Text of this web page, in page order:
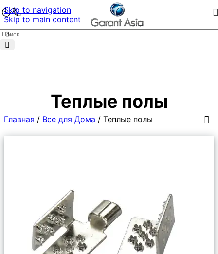
Skip to navigation
Skip to main content
Теплые полы
Главная / Все для Дома / Теплые полы